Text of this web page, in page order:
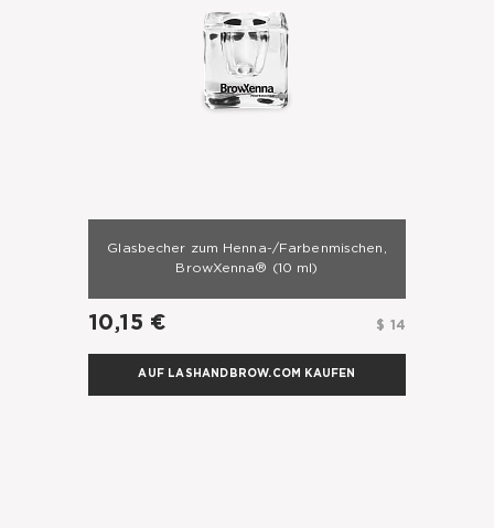
Glasbecher zum Henna-/Farbenmischen,
BrowXenna®
(10 ml)
10,15 € $ 14
AUF LASHANDBROW.COM KAUFEN